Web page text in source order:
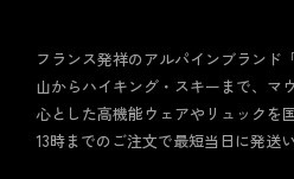
フランス発祥のアルパインブランド
山からハイキング・スキーまで、マ
心とした高機能ウェアやリュックを
13時までのご注文で最短当日に発送